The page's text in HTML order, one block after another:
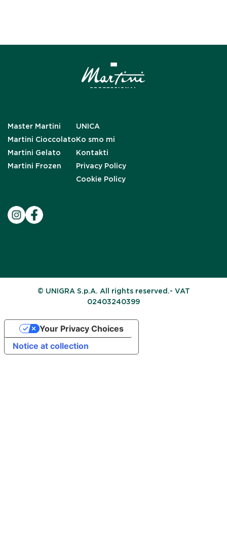
Master Martini
Martini Cioccolato
Martini Gelato
Martini Frozen
UNICA
Ko smo mi
Kontakti
Privacy Policy
Cookie Policy
© UNIGRA S.p.A. All rights reserved.- VAT
02403240399
Notice at collection
Your Privacy Choices